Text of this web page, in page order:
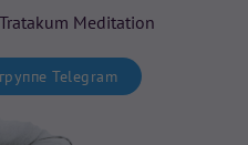
Meditation
Telegram